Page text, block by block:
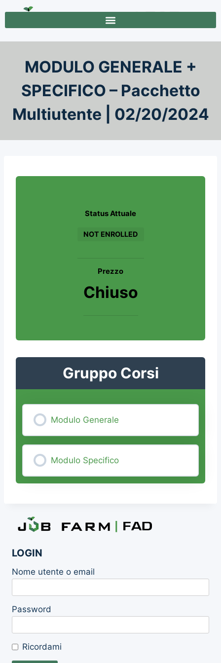
MODULO GENERALE +
SPECIFICO – Pacchetto
Multiutente | 02/20/2024
Status Attuale
NOT ENROLLED
Prezzo
Chiuso
Gruppo Corsi
Modulo Generale
0% COMPLETE 0/0 Steps
Modulo Specifico
0% COMPLETE 0/0 Steps
LOGIN
Nome utente o email
Password
Ricordami